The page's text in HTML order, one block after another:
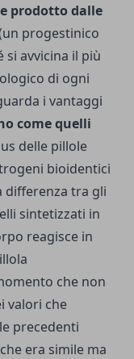
prodotto dalle
progestinico
si avvicina il più
di ogni
i vantaggi
come quelli
delle pillole
bioidentici
differenza tra gli
sintetizzati in
reagisce in
che non
valori che
precedenti
era simile ma